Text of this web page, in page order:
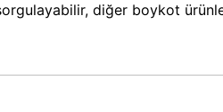
diğer boykot